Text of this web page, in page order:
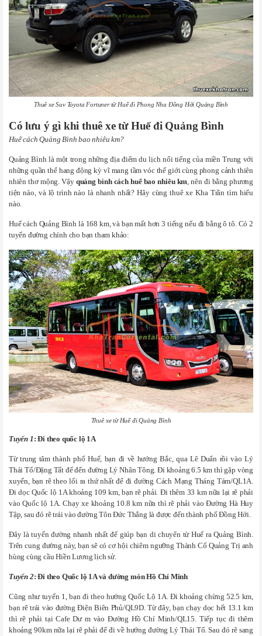
Thuê xe Suv Toyota Fortuner từ Huế đi Phong Nha Đồng Hới Quảng Bình
Có lưu ý gì khi thuê xe từ Huế đi Quảng Bình
Huế cách Quảng Bình bao nhiêu km?
Quảng Bình là một trong những địa điểm du lịch nổi tiếng của miền Trung với
những quần thể hang động kỳ vĩ mang tầm vóc thế giới cùng phong cảnh thiên
nhiên thơ mộng. Vậy quảng bình cách huế bao nhiêu km , nên đi bằng phương
tiện nào, và lộ trình nào là nhanh nhất? Hãy cùng thuê xe Kha Trần tìm hiểu
nào.
Huế cách Quảng Bình là 168 km, và bạn mất hơn 3 tiếng nếu đi bằng ô tô. Có 2
tuyến đường chính cho bạn tham khảo:
Thuê xe từ Huế đi Quảng Bình
Tuyến 1 : Đi theo quốc lộ 1A
Từ trung tâm thành phố Huế, bạn đi về hướng Bắc, qua Lê Duẩn rồi vào Lý
Thái Tổ/Đặng Tất để đến đường Lý Nhân Tông. Đi khoảng 6.5 km thì gặp vòng
xuyến, bạn rẽ theo lối ra thứ nhất để đi đường Cách Mạng Tháng Tám/QL1A.
Đi dọc Quốc lộ 1A khoảng 109 km, bạn rẽ phải. Đi thêm 33 km nữa lại rẽ phải
vào Quốc lộ 1A. Chạy xe khoảng 10.8 km nữa thì rẽ phải vào Đường Hà Huy
Tập, sau đó rẽ trái vào đường Tôn Đức Thắng là được đến thành phố Đồng Hới.
Đây là tuyến đường nhanh nhất để giúp bạn di chuyển từ Huế ra Quảng Bình.
Trên cung đường này, bạn sẽ có cơ hội chiêm ngưỡng Thành Cổ Quảng Trị anh
hùng cùng cầu Hiền Lương lịch sử.
Tuyến 2: Đi theo Quốc lộ 1A và đường mòn Hồ Chí Minh
Cũng như tuyến 1, bạn đi theo hướng Quốc Lộ 1A. Đi khoảng chừng 52.5 km,
bạn rẽ trái vào đường Điện Biên Phủ/QL9D. Từ đây, bạn chạy dọc hết 13.1 km
thì rẽ phải tại Cafe Dư m vào Đường Hồ Chí Minh/QL15. Tiếp tục đi thêm
khoảng 90km nữa lại rẽ phải để đi về hướng đường Lý Thái Tổ. Sau đó rẽ sang